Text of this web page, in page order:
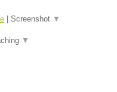
Screenshot ▼
▼